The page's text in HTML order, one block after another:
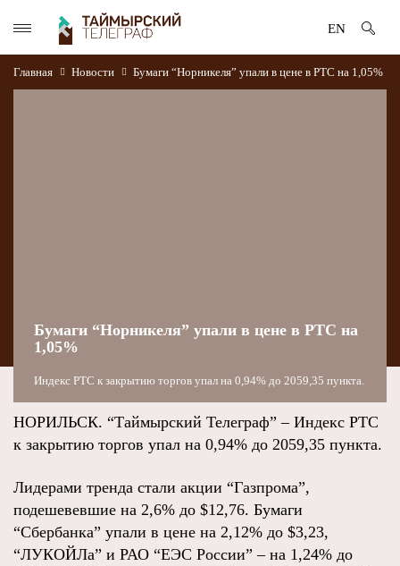
EN
Главная Новости Бумаги “Норникеля” упали в цене в РТС на 1,05%
Бумаги “Норникеля” упали в цене в РТС на
1,05%
Индекс РТС к закрытию торгов упал на 0,94% до 2059,35 пункта.
НОРИЛЬСК. “Таймырский Телеграф” – Индекс РТС
к закрытию торгов упал на 0,94% до 2059,35 пункта.
Лидерами тренда стали акции “Газпрома”,
подешевевшие на 2,6% до $12,76. Бумаги
“Сбербанка” упали в цене на 2,12% до $3,23,
“ЛУКОЙЛа” и РАО “ЕЭС России” – на 1,24% до